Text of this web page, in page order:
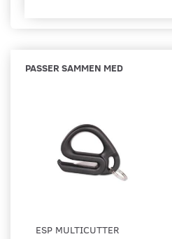
PASSER SAMMEN MED
ESP MULTICUTTER